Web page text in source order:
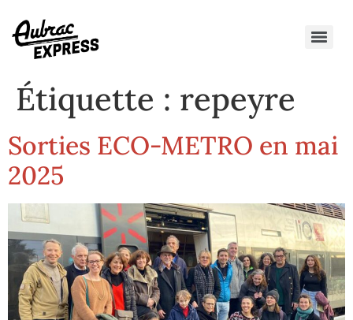
Étiquette : repeyre
Sorties ECO-METRO en mai
2025